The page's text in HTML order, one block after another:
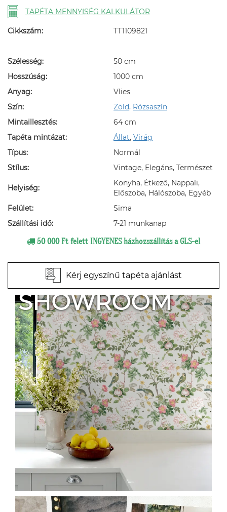
TAPÉTA MENNYISÉG KALKULÁTOR
Cikkszám: TT1109821
Szélesség:
50 cm
Hosszúság:
1000 cm
Anyag:
Vlies
Szín:
Zöld, Rózsaszín
Mintaillesztés:
64 cm
Tapéta mintázat:
Állat, Virág
Típus:
Normál
Stílus:
Vintage, Elegáns, Természet
Helyiség:
Konyha, Étkező, Nappali,
Előszoba, Hálószoba, Egyéb
Felület:
Sima
Szállítási idő:
7-21 munkanap
50 000 Ft felett INGYENES házhozszállítás a GLS-el
Kérj egyszínű tapéta ajánlást
SHOWROOM